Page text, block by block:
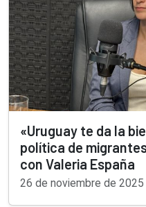
«Uruguay te da la
política de
con Valeria España
26 de noviembre de 2025